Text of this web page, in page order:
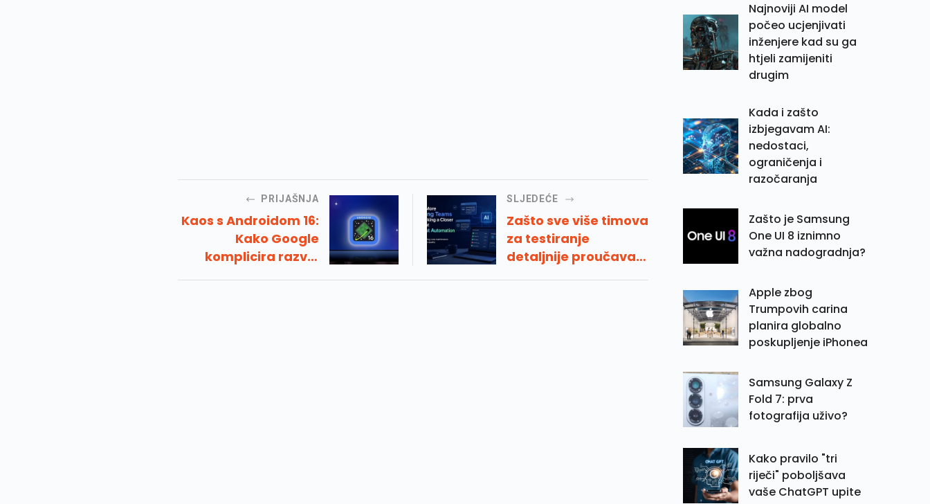
PRIJAŠNJA
Kaos s Androidom 16:
Kako Google
komplicira razvoj
SLJEDEĆE
Zašto sve više timova
za testiranje
detaljnije proučava
Najnoviji AI model
počeo ucjenjivati
inženjere kad su ga
htjeli zamijeniti
drugim
Kada i zašto
izbjegavam AI:
nedostaci,
ograničenja i
razočaranja
Zašto je Samsung
One UI 8 iznimno
važna nadogradnja?
Apple zbog
Trumpovih carina
planira globalno
poskupljenje iPhonea
Samsung Galaxy Z
Fold 7: prva
fotografija uživo?
Kako pravilo "tri
riječi" poboljšava
vaše ChatGPT upite